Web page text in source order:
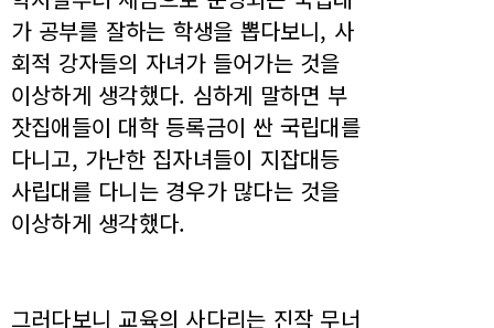
가 공부를 잘하는 학생을 뽑다보니, 사
회적 강자들의 자녀가 들어가는 것을
이상하게 생각했다. 심하게 말하면 부
잣집애들이 대학 등록금이 싼 국립대를
다니고, 가난한 집자녀들이 지잡대등
사립대를 다니는 경우가 많다는 것을
이상하게 생각했다.
그러다보니 교육의 사다리는 진작 무너